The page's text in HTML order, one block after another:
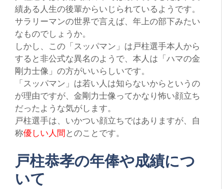
績ある人生の後輩からいじられているようです。
サラリーマンの世界で言えば、年上の部下みたい
なものでしょうか。
しかし、この 「スッパマン」 は戸柱選手本人から
すると非公式な異名のようで、本人は 「ハマの金
剛力士像」 の方がいいらしいです。
「スッパマン」 は若い人は知らないからというの
が理由ですが、金剛力士像ってかなり怖い顔立ち
だったような気がします。
戸柱選手は、いかつい顔立ちではありますが、自
称優しい人間とのことです。
戸柱恭孝の年俸や成績につ
いて